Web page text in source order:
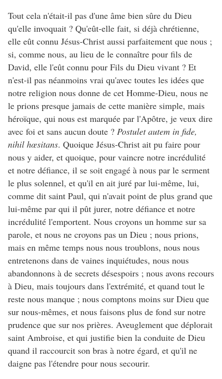
Tout cela n'était-il pas d'une âme bien sûre du Dieu
qu'elle invoquait ? Qu'eût-elle fait, si déjà chrétienne,
elle eût connu Jésus-Christ aussi parfaitement que nous ;
si, comme nous, au lieu de le connaître pour fils de
David, elle l'eût connu pour Fils du Dieu vivant ? Et
n'est-il pas néanmoins vrai qu'avec toutes les idées que
notre religion nous donne de cet Homme-Dieu, nous ne
le prions presque jamais de cette manière simple, mais
héroïque, qui nous est marquée par l'Apôtre, je veux dire
avec foi et sans aucun doute ? Postulet autem in fide,
nihil hœsitans. Quoique Jésus-Christ ait pu faire pour
nous y aider, et quoique, pour vaincre notre incrédulité
et notre défiance, il se soit engagé à nous par le serment
le plus solennel, et qu'il en ait juré par lui-même, lui,
comme dit saint Paul, qui n'avait point de plus grand que
lui-même par qui il pût jurer, notre défiance et notre
incrédulité l'emportent. Nous croyons un homme sur sa
parole, et nous ne croyons pas un Dieu ; nous prions,
mais en même temps nous nous troublons, nous nous
entretenons dans de vaines inquiétudes, nous nous
abandonnons à de secrets désespoirs ; nous avons recours
à Dieu, mais toujours dans l'extrémité, et quand tout le
reste nous manque ; nous comptons moins sur Dieu que
sur nous-mêmes, et nous faisons plus de fond sur notre
prudence que sur nos prières. Aveuglement que déplorait
saint Ambroise, et qui justifie bien la conduite de Dieu
quand il raccourcit son bras à notre égard, et qu'il ne
daigne pas l'étendre pour nous secourir.